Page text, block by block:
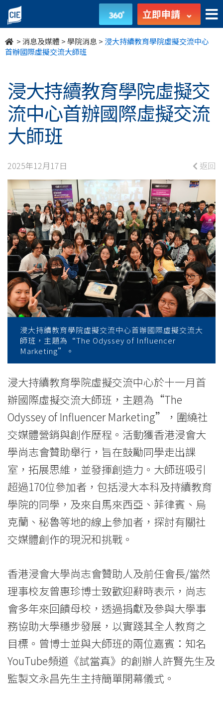
浸
大
持
教
育
學
院
虛
擬
交
流
中
心
首
際
虛
擬
交
流
大
師
班
學
院
消
息
國
立即申請
>消息及媒體 >學院消息 > 浸大持續教育學院虛擬交流中心
首辦國際虛擬交流大師班
浸大持續教育學院虛擬交
流中心首辦國際虛擬交流
大師班
2025年12月17日 返回
浸大持續教育學院虛擬交流中心首辦國際虛擬交流大
師班，主題為“The Odyssey of Influencer
Marketing”。
浸大持續教育學院虛擬交流中心於十一月首
辦國際虛擬交流大師班，主題為“The
Odyssey of Influencer Marketing”，圍繞社
交媒體營銷與創作歷程。活動獲香港浸會大
學尚志會贊助舉行，旨在鼓勵同學走出課
室，拓展思維，並發揮創造力。大師班吸引
超過170位參加者，包括浸大本科及持續教育
學院的同學，及來自馬來西亞、菲律賓、烏
克蘭、秘魯等地的線上參加者，探討有關社
交媒體創作的現況和挑戰。
香港浸會大學尚志會贊助人及前任會長/當然
理事校友曾惠珍博士致歡迎辭時表示，尚志
會多年來回饋母校，透過捐獻及參與大學事
務協助大學穩步發展，以實踐其全人教育之
目標。曾博士並與大師班的兩位嘉賓：知名
YouTube頻道《試當真》的創辦人許賢先生及
監製文永昌先生主持簡單開幕儀式。